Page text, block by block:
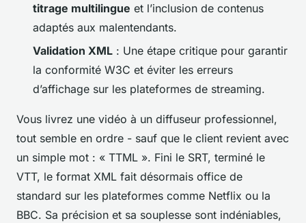
titrage multilingue et l’inclusion de contenus
adaptés aux malentendants.
Validation XML : Une étape critique pour garantir
la conformité W3C et éviter les erreurs
d’affichage sur les plateformes de streaming.
Vous livrez une vidéo à un diffuseur professionnel,
tout semble en ordre - sauf que le client revient avec
un simple mot : « TTML ». Fini le SRT, terminé le
VTT, le format XML fait désormais office de
standard sur les plateformes comme Netflix ou la
BBC. Sa précision et sa souplesse sont indéniables,